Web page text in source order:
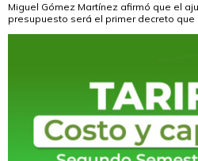
Miguel Gómez Martínez afirmó que el
presupuesto será el primer decreto que